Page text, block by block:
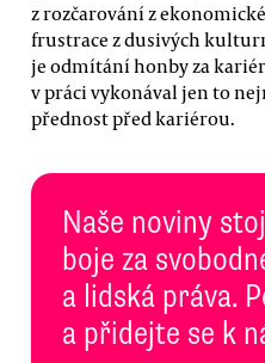
z rozčarování z
frustrace z dusivých
je odmítání honby za
v práci vykonával jen to
přednost před kariérou.
Naše noviny
boje za
a lidská práva.
a přidejte se k